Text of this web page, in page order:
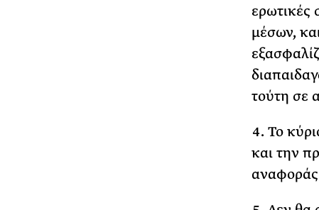
ερωτικές
μέσων,
τούτη σε
Το
και την
αναφοράς